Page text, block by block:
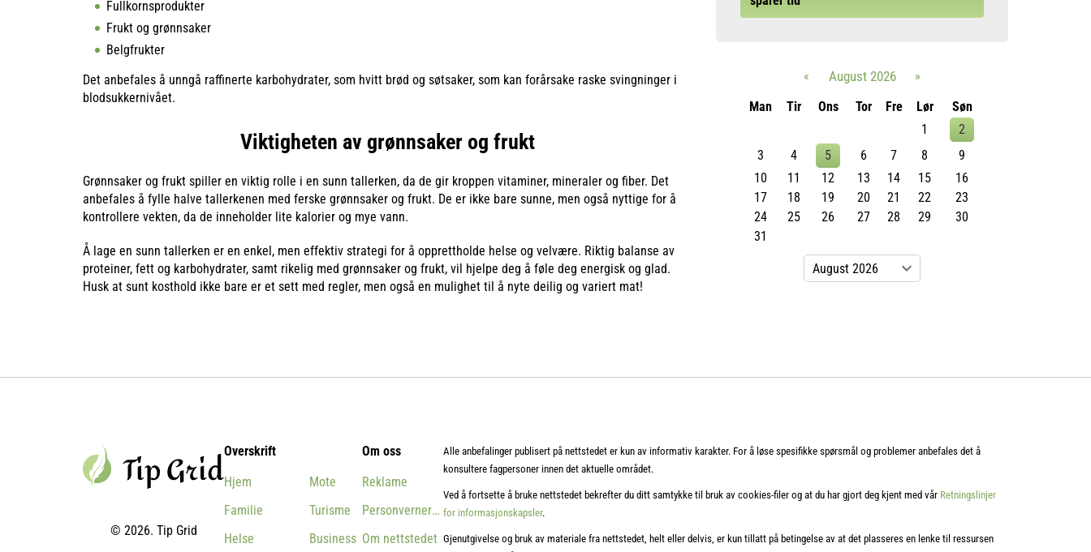
Fullkornsprodukter
Frukt og grønnsaker
Belgfrukter
Det anbefales å unngå raffinerte karbohydrater, som hvitt brød og søtsaker, som kan forårsake raske svingninger i
blodsukkernivået.
Viktigheten av grønnsaker og frukt
Grønnsaker og frukt spiller en viktig rolle i en sunn tallerken, da de gir kroppen vitaminer, mineraler og fiber. Det
anbefales å fylle halve tallerkenen med ferske grønnsaker og frukt. De er ikke bare sunne, men også nyttige for å
kontrollere vekten, da de inneholder lite kalorier og mye vann.
Å lage en sunn tallerken er en enkel, men effektiv strategi for å opprettholde helse og velvære. Riktig balanse av
proteiner, fett og karbohydrater, samt rikelig med grønnsaker og frukt, vil hjelpe deg å føle deg energisk og glad.
Husk at sunt kosthold ikke bare er et sett med regler, men også en mulighet til å nyte deilig og variert mat!
« August 2026
»
Man
Tir Ons Tor Fre Lør
Søn
1
2
3
4 5 6 7 8
9
10
11 12 13 14 15
16
17
18 19 20 21 22
23
24
25 26 27 28 29
30
31
© 2026. Tip Grid
Overskrift
Hjem
Familie
Helse
Mote
Turisme
Business
Om oss
Reklame
Personvernerklæring
Om nettstedet
Alle anbefalinger publisert på nettstedet er kun av informativ karakter. For å løse spesifikke spørsmål og problemer anbefales det å
konsultere fagpersoner innen det aktuelle området.
Ved å fortsette å bruke nettstedet bekrefter du ditt samtykke til bruk av cookies‑filer og at du har gjort deg kjent med vår Retningslinjer
for informasjonskapsler.
Gjenutgivelse og bruk av materiale fra nettstedet, helt eller delvis, er kun tillatt på betingelse av at det plasseres en lenke til ressursen